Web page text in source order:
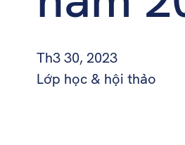
Th3 30, 2023
Lớp học & hội thảo